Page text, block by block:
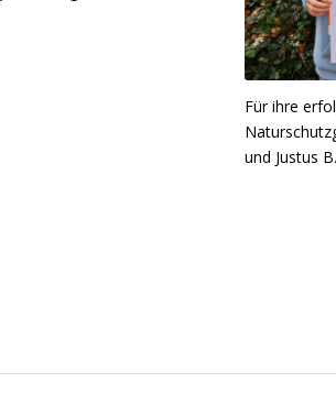
Für ihre
und Justus